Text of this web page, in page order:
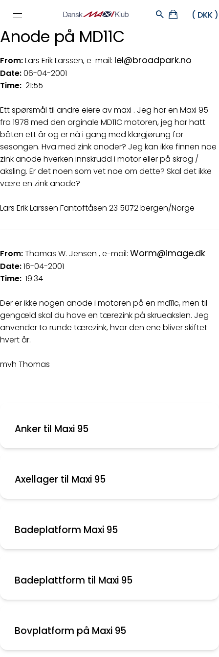
Anode på MD11C
From:Lars Erik Larssen, e-mail: lel@broadpark.no
Date:06-04-2001
Time: 21:55
Ett spørsmål til andre eiere av maxi . Jeg har en Maxi 95
fra 1978 med den orginale MD11C motoren, jeg har hatt
båten ett år og er nå i gang med klargjørung for
sesongen. Hva med zink anoder? Jeg kan ikke finnen noe
zink anode hverken innskrudd i motor eller på skrog /
aksling. Er det noen som vet noe om dette? Skal det ikke
være en zink anode?
Lars Erik Larssen Fantoftåsen 23 5072 bergen/Norge
From:Thomas W. Jensen , e-mail: Worm@image.dk
Date:16-04-2001
Time: 19:34
Der er ikke nogen anode i motoren på en md11c, men til
gengæld skal du have en tærezink på skrueakslen. Jeg
anvender to runde tærezink, hvor den ene bliver skiftet
hvert år.
mvh Thomas
Anker til Maxi 95
Axellager til Maxi 95
Badeplatform Maxi 95
Badeplattform til Maxi 95
Bovplatform på Maxi 95